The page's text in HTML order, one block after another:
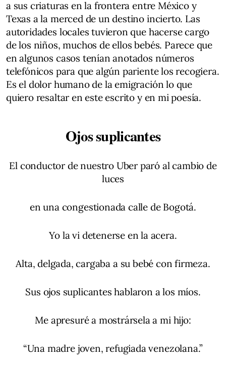
a sus criaturas en la frontera entre México y
Texas a la merced de un destino incierto. Las
autoridades locales tuvieron que hacerse cargo
de los niños, muchos de ellos bebés. Parece que
en algunos casos tenían anotados números
telefónicos para que algún pariente los recogiera.
Es el dolor humano de la emigración lo que
quiero resaltar en este escrito y en mi poesía.
Ojos suplicantes
El conductor de nuestro Uber paró al cambio de
luces
en una congestionada calle de Bogotá.
Yo la vi detenerse en la acera.
Alta, delgada, cargaba a su bebé con firmeza.
Sus ojos suplicantes hablaron a los míos.
Me apresuré a mostrársela a mi hijo:
“Una madre joven, refugiada venezolana.”